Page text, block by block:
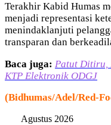
Terakhir Kabid Humas
menjadi representasi
menindaklanjuti
transparan dan
Baca juga: Patut Ditiru,
KTP Elektronik ODGJ
(Bidhumas/Adel/Red-
Agustus 2026